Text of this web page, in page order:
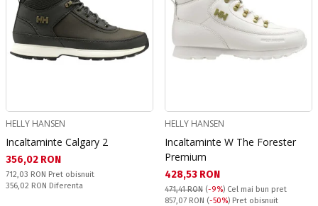
HELLY HANSEN
Incaltaminte Calgary 2
Текуща цена:
356,02 RON
Pret obisnuit:
712,03 RON Pret obisnuit
Спестявате:
356,02 RON Diferenta
HELLY HANSEN
Incaltaminte W The Forester
Premium
Текуща цена:
428,53 RON
471,41 RON (-9%) Cel mai bun pret
Pret obisnuit:
857,07 RON (-50%) Pret obisnuit